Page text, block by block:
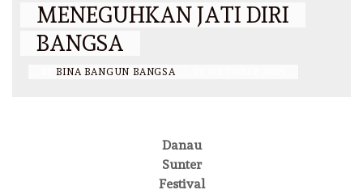
MENEGUHKAN JATI DIRI
BANGSA
BINA BANGUN BANGSA
Danau
Sunter
Festival